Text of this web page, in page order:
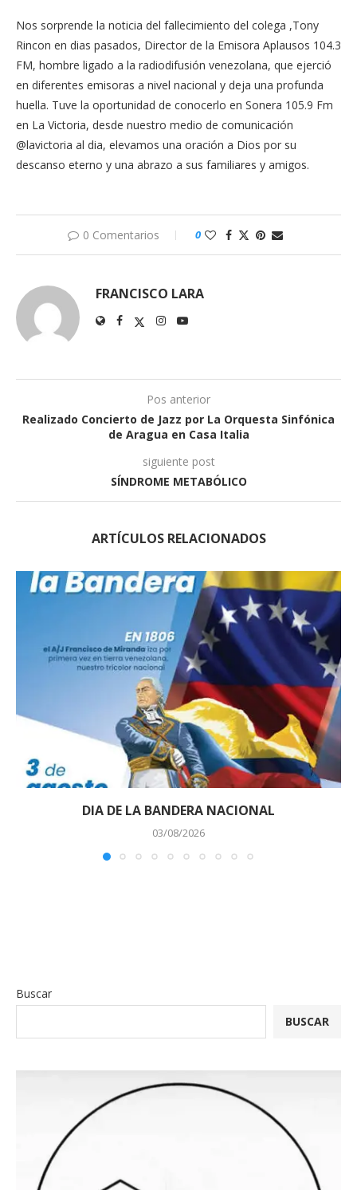
Nos sorprende la noticia del fallecimiento del colega ,Tony
Rincon en dias pasados, Director de la Emisora Aplausos 104.3
FM, hombre ligado a la radiodifusión venezolana, que ejerció
en diferentes emisoras a nivel nacional y deja una profunda
huella. Tuve la oportunidad de conocerlo en Sonera 105.9 Fm
en La Victoria, desde nuestro medio de comunicación
@lavictoria al dia, elevamos una oración a Dios por su
descanso eterno y una abrazo a sus familiares y amigos.
0 Comentarios 0
FRANCISCO LARA
Pos anterior
Realizado Concierto de Jazz por La Orquesta Sinfónica
de Aragua en Casa Italia
siguiente post
SÍNDROME METABÓLICO
ARTÍCULOS RELACIONADOS
DIA DE LA BANDERA NACIONAL
03/08/2026
Buscar
BUSCAR